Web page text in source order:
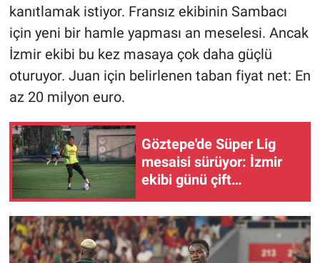
kanıtlamak istiyor. Fransız ekibinin Sambacı
için yeni bir hamle yapması an meselesi. Ancak
İzmir ekibi bu kez masaya çok daha güçlü
oturuyor. Juan için belirlenen taban fiyat net: En
az 20 milyon euro.
Göztepe'de Süper Lig
mesaisi sürüyor: İzmir
ekibi günü çift
antrenmanla tamamladı